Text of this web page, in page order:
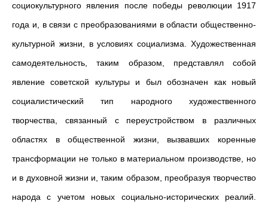
социокультурного явления после победы революции 1917
года и, в связи с преобразованиями в области общественно-
культурной жизни, в условиях социализма. Художественная
самодеятельность, таким образом, представлял собой
явление советской культуры и был обозначен как новый
социалистический тип народного художественного
творчества, связанный с переустройством в различных
областях в общественной жизни, вызвавших коренные
трансформации не только в материальном производстве, но
и в духовной жизни и, таким образом, преобразуя творчество
народа с учетом новых социально-исторических реалий.